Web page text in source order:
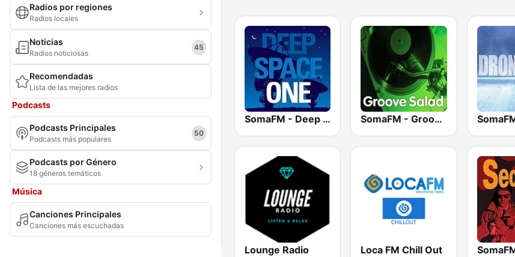
Radios por regiones
Radios locales
Noticias
Radios noticiosas
45
Recomendadas
Lista de las mejores radios
Podcasts
Podcasts Principales
Podcasts más populares
50
Podcasts por Género
18 géneros temáticos
Música
Canciones Principales
Canciones más escuchadas
SomaFM - Deep Space One SomaFM - Groove Salad
Lounge Radio Loca FM Chill Out